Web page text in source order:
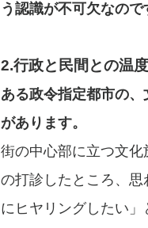
う認識が不可欠なので
2.行政と民間との温
ある政令指定都市の
があります。
街の中心部に立つ文
の打診したところ、
にヒヤリングしたい」